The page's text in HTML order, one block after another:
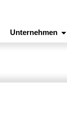
Unternehmen